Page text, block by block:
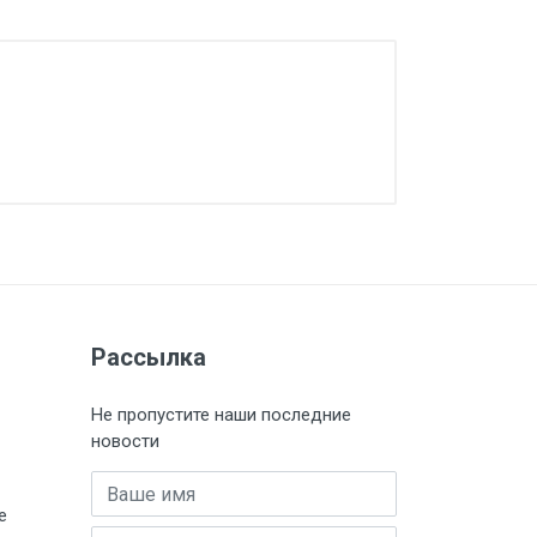
Рассылка
Не пропустите наши последние
новости
Имя